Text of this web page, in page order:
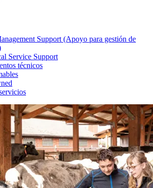
Support (Apoyo para gestión de
Service Support
técnicos